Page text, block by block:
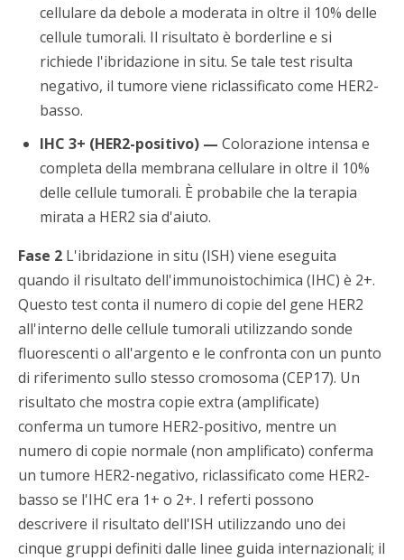
cellulare da debole a moderata in oltre il 10% delle
cellule tumorali. Il risultato è borderline e si
richiede l'ibridazione in situ. Se tale test risulta
negativo, il tumore viene riclassificato come HER2-
basso.
IHC 3+ (HER2-positivo) — Colorazione intensa e
completa della membrana cellulare in oltre il 10%
delle cellule tumorali. È probabile che la terapia
mirata a HER2 sia d'aiuto.
Fase 2 L'ibridazione in situ (ISH) viene eseguita
quando il risultato dell'immunoistochimica (IHC) è 2+.
Questo test conta il numero di copie del gene HER2
all'interno delle cellule tumorali utilizzando sonde
fluorescenti o all'argento e le confronta con un punto
di riferimento sullo stesso cromosoma (CEP17). Un
risultato che mostra copie extra (amplificate)
conferma un tumore HER2-positivo, mentre un
numero di copie normale (non amplificato) conferma
un tumore HER2-negativo, riclassificato come HER2-
basso se l'IHC era 1+ o 2+. I referti possono
descrivere il risultato dell'ISH utilizzando uno dei
cinque gruppi definiti dalle linee guida internazionali; il